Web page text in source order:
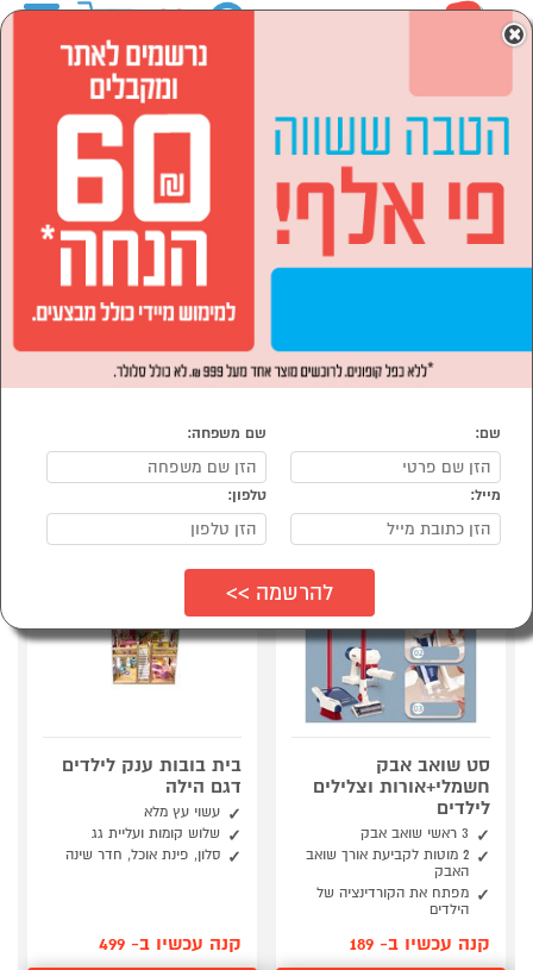
הסתר רשימת קטגוריות
סמארטפונים, שעונים חכמים
ואביזרים (3)
מוצרי חשמל (3)
מחשבים וציוד היקפי (1)
מיון:
סט שואב אבק
חשמלי+אורות וצלילים
לילדים
3 ראשי שואב אבק
2 מוטות לקביעת אורך שואב
האבק
מפתח את הקורדינציה של
הילדים
קנה עכשיו ב- 189
בית בובות ענק לילדים
דגם הילה
עשוי עץ מלא
שלוש קומות ועליית גג
סלון, פינת אוכל, חדר שינה
קנה עכשיו ב- 499
×
שם: שם משפחה:
מייל: טלפון: